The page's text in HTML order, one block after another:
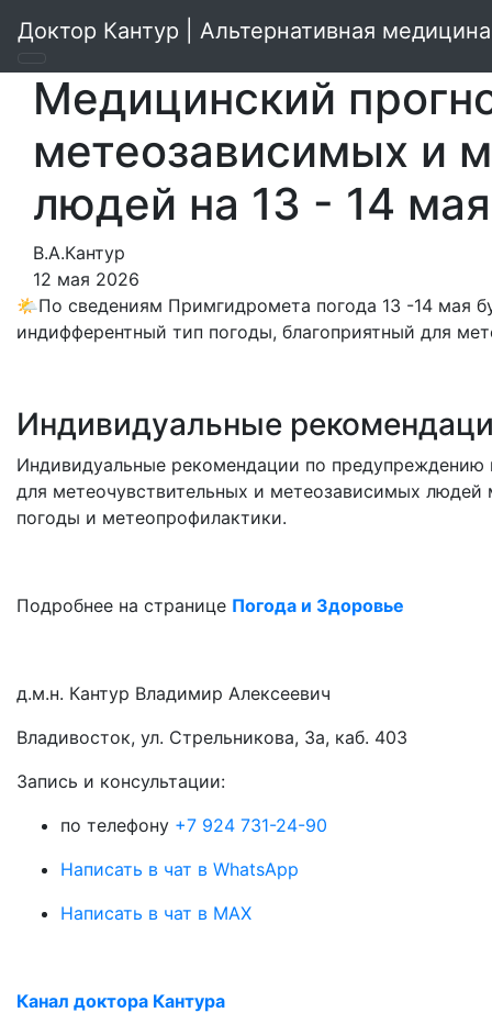
Доктор Кантур | Альтернативная медицина
Медицинский
метеозависимых и
людей на 13 - 14
В.А.Кантур
12 мая 2026
🌤По сведениям Примгидромета погода 13 -14 мая
индифферентный тип погоды, благоприятный для
Индивидуальные
Индивидуальные рекомендации по предупреждению
для метеочувствительных и метеозависимых
погоды и метеопрофилактики.
Подробнее на странице Погода и Здоровье
д.м.н. Кантур Владимир Алексеевич
Владивосток, ул. Стрельникова, 3а, каб. 403
3апись и консультации:
по телефону +7 924 731-24-90
Написать в чат в WhatsApp
Написать в чат в MAX
Канал доктора Кантура